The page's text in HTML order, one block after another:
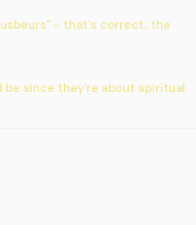
- that's correct, the
since they're about spiritual